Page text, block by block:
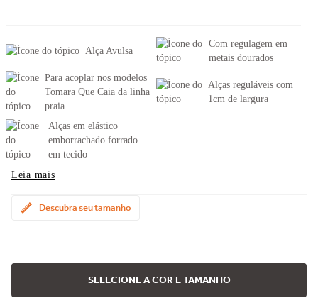
Alça Avulsa
Para acoplar nos modelos
Tomara Que Caia da linha
praia
Alças em elástico
emborrachado forrado
em tecido
Com regulagem em
metais dourados
Alças reguláveis com
1cm de largura
Leia mais
Descubra seu tamanho
SELECIONE A COR E TAMANHO